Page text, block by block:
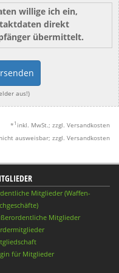
willige ich ein,
direkt
übermittelt.
aus!)
* 1 inkl. MwSt.; zzgl. Versandkosten
ausweisbar; zzgl. Versandkosten
Mitglieder (Waffen-
Mitglieder
für Mitglieder